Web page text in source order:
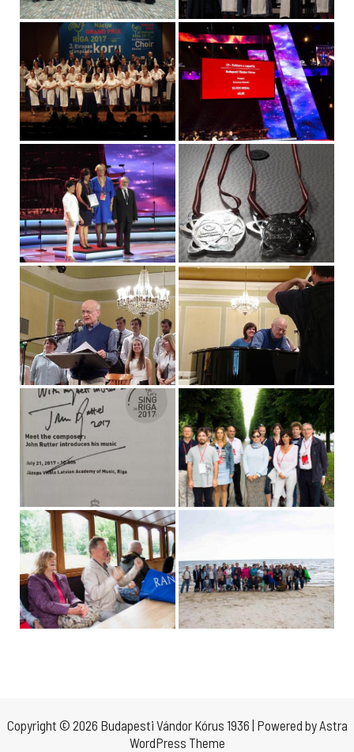
Copyright © 2026 Budapesti Vándor Kórus 1936 | Powered byAstra
WordPress Theme